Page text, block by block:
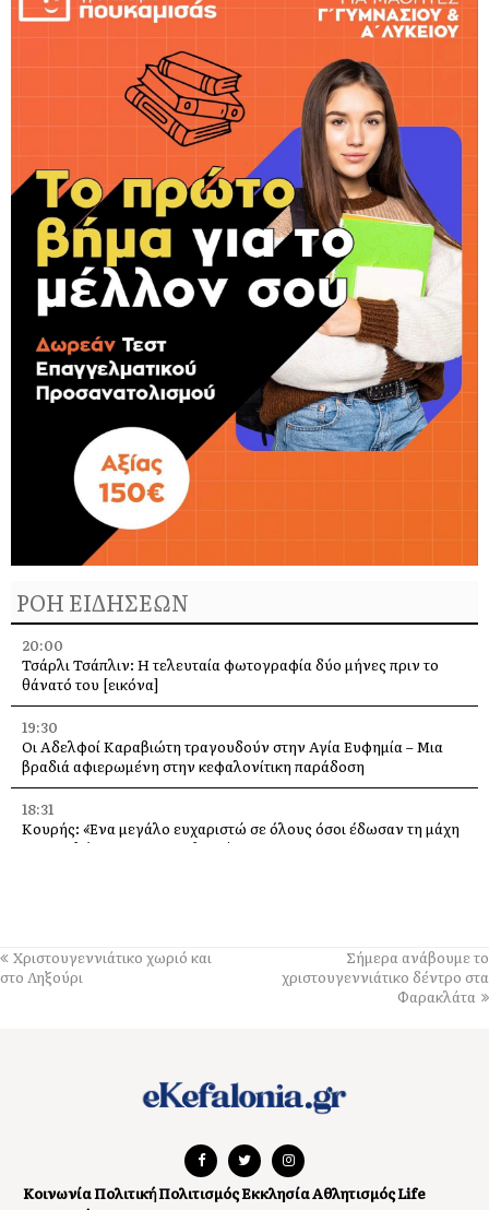
ΡΟΗ ΕΙΔΗΣΕΩΝ
20:00
Τσάρλι Τσάπλιν: Η τελευταία φωτογραφία δύο μήνες πριν το
θάνατό του [εικόνα]
19:30
Οι Αδελφοί Καραβιώτη τραγουδούν στην Αγία Ευφημία – Μια
βραδιά αφιερωμένη στην κεφαλονίτικη παράδοση
18:31
Κουρής: «Ένα μεγάλο ευχαριστώ σε όλους όσοι έδωσαν τη μάχη
με τις φλόγες στην Κεφαλονιά»
18:00
Η Χορωδία και Μαντολινάτα Αργοστολίου τραγουδά στο
μήνες – Άμεση παρέμβαση τώρα»
Προσοχή σε νέα ηλεκτρονική απάτη, με δήθεν email από τον e-
Χριστουγεννιάτικο χωριό και
στο Ληξούρι
Σήμερα ανάβουμε το
χριστουγεννιάτικο δέντρο στα
Φαρακλάτα
ΚοινωνίαΠολιτικήΠολιτισμόςΕκκλησίαΑθλητισμόςLife